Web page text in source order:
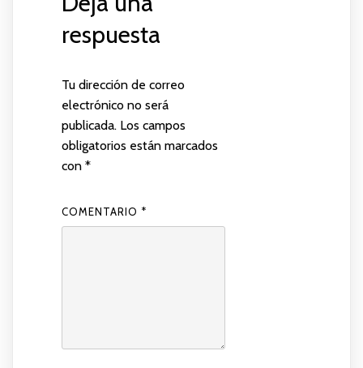
respuesta
Tu dirección de correo
electrónico no será
publicada. Los campos
obligatorios están marcados
con *
COMENTARIO *